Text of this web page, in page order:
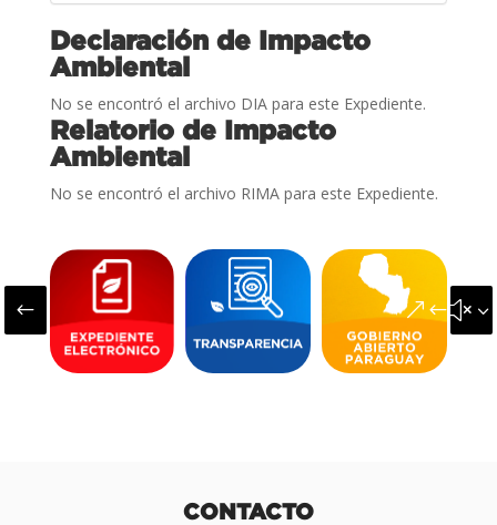
Declaración de Impacto
Ambiental
No se encontró el archivo DIA para este Expediente.
Relatorio de Impacto
Ambiental
No se encontró el archivo RIMA para este Expediente.
#
CONTACTO